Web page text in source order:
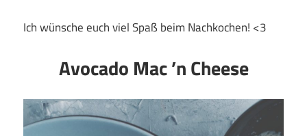
Ich wünsche euch viel Spaß beim Nachkochen! <3
Avocado Mac ’n Cheese